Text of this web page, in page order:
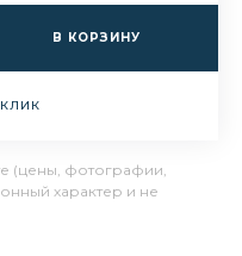
В КОРЗИНУ
(цены, фотографии,
характер и не